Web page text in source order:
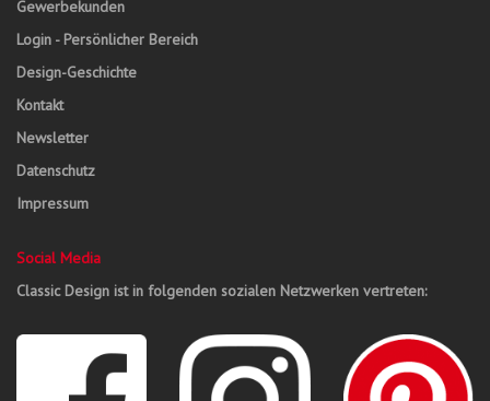
Gewerbekunden
Login - Persönlicher Bereich
Design-Geschichte
Kontakt
Newsletter
Datenschutz
Impressum
Social Media
Classic Design ist in folgenden sozialen Netzwerken vertreten: